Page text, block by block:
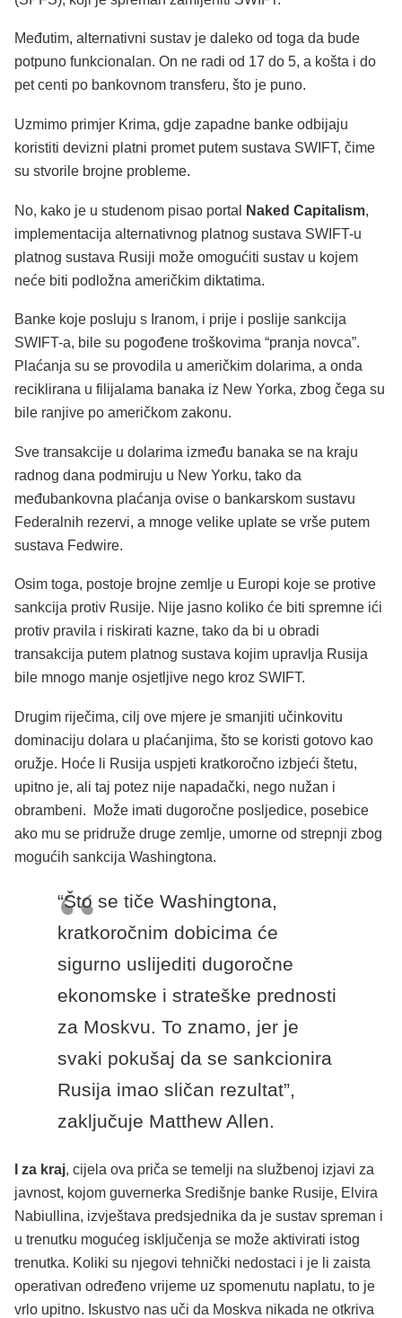
Međutim, alternativni sustav je daleko od toga da bude
potpuno funkcionalan. On ne radi od 17 do 5, a košta i do
pet centi po bankovnom transferu, što je puno.
Uzmimo primjer Krima, gdje zapadne banke odbijaju
koristiti devizni platni promet putem sustava SWIFT, čime
su stvorile brojne probleme.
No, kako je u studenom pisao portal Naked Capitalism,
implementacija alternativnog platnog sustava SWIFT-u
platnog sustava Rusiji može omogućiti sustav u kojem
neće biti podložna američkim diktatima.
Banke koje posluju s Iranom, i prije i poslije sankcija
SWIFT-a, bile su pogođene troškovima “pranja novca”.
Plaćanja su se provodila u američkim dolarima, a onda
reciklirana u filijalama banaka iz New Yorka, zbog čega su
bile ranjive po američkom zakonu.
Sve transakcije u dolarima između banaka se na kraju
radnog dana podmiruju u New Yorku, tako da
međubankovna plaćanja ovise o bankarskom sustavu
Federalnih rezervi, a mnoge velike uplate se vrše putem
sustava Fedwire.
Osim toga, postoje brojne zemlje u Europi koje se protive
sankcija protiv Rusije. Nije jasno koliko će biti spremne ići
protiv pravila i riskirati kazne, tako da bi u obradi
transakcija putem platnog sustava kojim upravlja Rusija
bile mnogo manje osjetljive nego kroz SWIFT.
Drugim riječima, cilj ove mjere je smanjiti učinkovitu
dominaciju dolara u plaćanjima, što se koristi gotovo kao
oružje. Hoće li Rusija uspjeti kratkoročno izbjeći štetu,
upitno je, ali taj potez nije napadački, nego nužan i
obrambeni. Može imati dugoročne posljedice, posebice
ako mu se pridruže druge zemlje, umorne od strepnji zbog
mogućih sankcija Washingtona.
“Što se tiče Washingtona,
kratkoročnim dobicima će
sigurno uslijediti dugoročne
ekonomske i strateške prednosti
za Moskvu. To znamo, jer je
svaki pokušaj da se sankcionira
Rusija imao sličan rezultat”,
zaključuje Matthew Allen.
I za kraj, cijela ova priča se temelji na službenoj izjavi za
javnost, kojom guvernerka Središnje banke Rusije, Elvira
Nabiullina, izvještava predsjednika da je sustav spreman i
u trenutku mogućeg isključenja se može aktivirati istog
trenutka. Koliki su njegovi tehnički nedostaci i je li zaista
operativan određeno vrijeme uz spomenutu naplatu, to je
vrlo upitno. Iskustvo nas uči da Moskva nikada ne otkriva